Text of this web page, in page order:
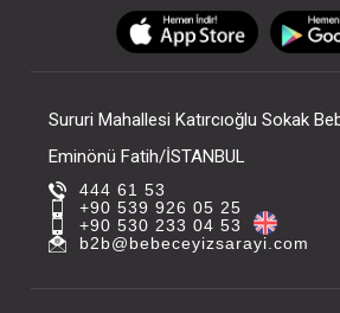
Sururi Mahallesi Katırcıoğlu Sokak
Eminönü Fatih/İSTANBUL
444 61 53
+90 539 926 05 25
+90 530 233 04 53
b2b@bebeceyizsarayi.com